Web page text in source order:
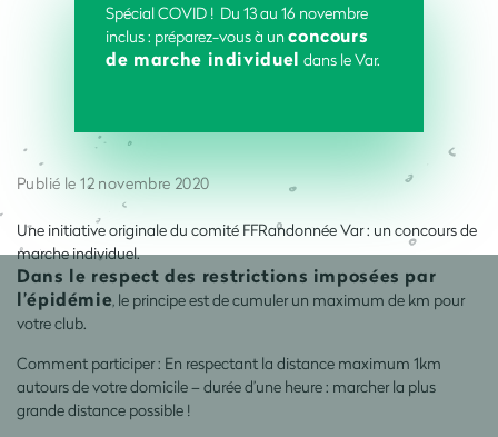
Spécial COVID ! Du 13 au 16 novembre
inclus : préparez-vous à unconcours
de marche individuel dans le Var.
Publié le 12 novembre 2020
Une initiative originale du comité FFRandonnéeVar : un concours de
marcheindividuel.
Dans le respect des restrictions imposées par
l’épidémie, le principe est de cumuler un maximum de km pour
votre club.
Comment participer : En respectant la distance maximum 1km
autours de votre domicile – durée d’une heure : marcher la plus
grande distance possible !